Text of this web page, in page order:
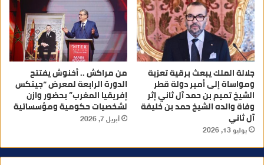
جلالة الملك يبعث برقية تعزية
ومواساة إلى أمير دولة قطر
الشيخ تميم بن حمد آل ثاني إثر
وفاة والده الشيخ حمد بن خليفة
آل ثاني
يوليو 13, 2026
من مراكش .. أخنوش يفتتح
الدورة الرابعة لمعرض “جيتكس
إفريقيا المغرب” بحضور وازن
لشخصيات حكومية ومؤسساتية
أبريل 7, 2026